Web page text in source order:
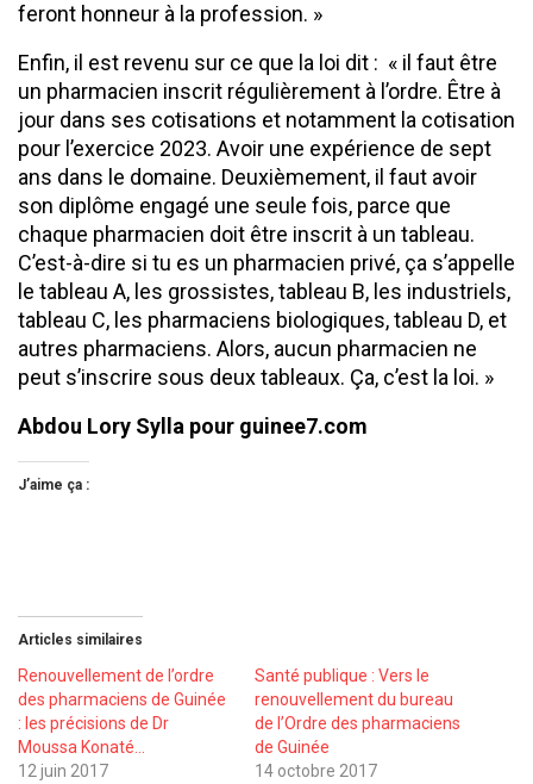
feront honneur à la profession. »
Enfin, il est revenu sur ce que la loi dit : « il faut être
un pharmacien inscrit régulièrement à l’ordre. Être à
jour dans ses cotisations et notamment la cotisation
pour l’exercice 2023. Avoir une expérience de sept
ans dans le domaine. Deuxièmement, il faut avoir
son diplôme engagé une seule fois, parce que
chaque pharmacien doit être inscrit à un tableau.
C’est-à-dire si tu es un pharmacien privé, ça s’appelle
le tableau A, les grossistes, tableau B, les industriels,
tableau C, les pharmaciens biologiques, tableau D, et
autres pharmaciens. Alors, aucun pharmacien ne
peut s’inscrire sous deux tableaux. Ça, c’est la loi. »
Abdou Lory Sylla pour guinee7.com
J’aime ça :
Articles similaires
Renouvellement de l’ordre
des pharmaciens de Guinée
: les précisions de Dr
Moussa Konaté…
12 juin 2017
Santé publique : Vers le
renouvellement du bureau
de l’Ordre des pharmaciens
de Guinée
14 octobre 2017